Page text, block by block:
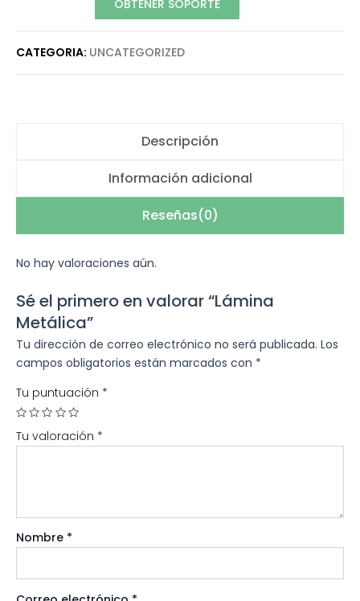
OBTENER SOPORTE
CATEGORIA: UNCATEGORIZED
Descripción
Información adicional
Reseñas(0)
No hay valoraciones aún.
Sé el primero en valorar “Lámina
Metálica”
Tu dirección de correo electrónico no será publicada. Los
campos obligatorios están marcados con *
Tu puntuación *
Tu valoración *
Nombre *